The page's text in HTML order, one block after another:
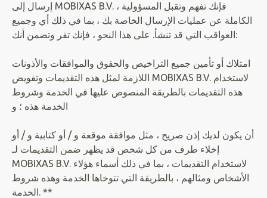
إرسال إلى MOBIXAS B.V. ، فإنك تفهم وتقبل المسؤولية
الكاملة عن عمليات الإرسال الخاصة بك ، بما في ذلك أي وجميع
العواقب التي قد تنشأ. على هذا النحو ، فإنك تقر وتضمن أنك:
امتلاك أو تأمين جميع التراخيص والحقوق والموافقات والأذونات
اللازمة لمثل هذه التقديمات وتفويض MOBIXAS B.V. لاستخدام
هذه التقديمات بالطريقة المنصوص عليها في الخدمة وشروط
الخدمة هذه ؛ و
أن يكون لديك إذن صريح ، مثل موافقة موقعة و / أو كتابية و / أو
إخلاء طرف من كل شخص قد يظهر ضمن التقديمات لـ
MOBIXAS B.V. لاستخدام التقديمات ، بما في ذلك أسماء هؤلاء
الأشخاص ومثالهم ، بالطريقة التي تتوخاها الخدمة وهذه شروط
الخدمة. **